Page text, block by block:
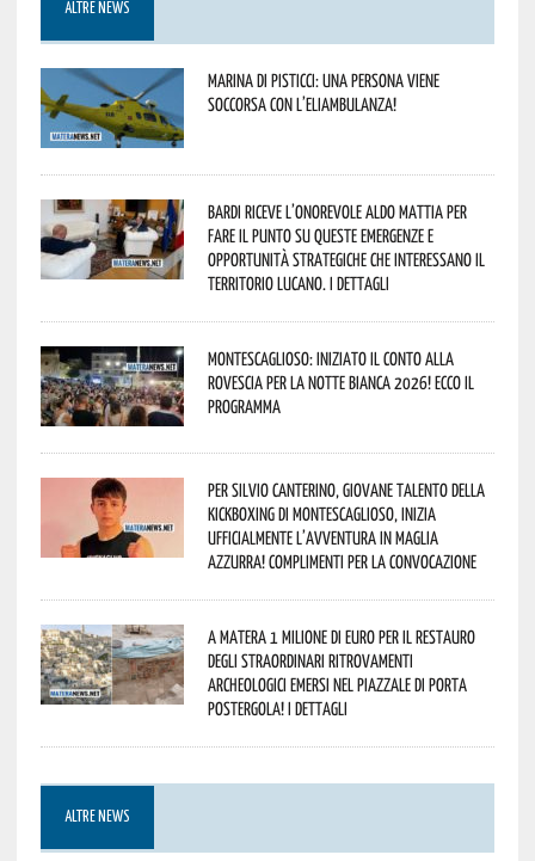
ALTRE NEWS
Marina di Pisticci: una persona viene
soccorsa con l’eliambulanza!
Bardi riceve l’onorevole Aldo Mattia per
fare il punto su queste emergenze e
opportunità strategiche che interessano il
territorio lucano. I dettagli
Montescaglioso: iniziato il conto alla
rovescia per la Notte Bianca 2026! Ecco il
programma
Per Silvio Canterino, giovane talento della
kickboxing di Montescaglioso, inizia
ufficialmente l’avventura in maglia
azzurra! Complimenti per la convocazione
A Matera 1 milione di euro per il restauro
degli straordinari ritrovamenti
archeologici emersi nel piazzale di Porta
Postergola! I dettagli
ALTRE NEWS